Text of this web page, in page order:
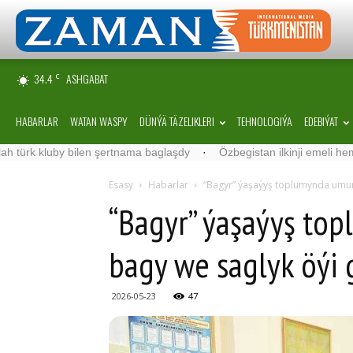
34.4 C ASHGABAT
HABARLAR WATAN WASPY DÜNÝÄ TÄZELIKLERI TEHNOLOGIÝA EDEBIÝAT
bilen şertnama baglaşdy · Özbegistan ilkinji emeli
Esasy Habarlar “Bagyr” ýaşaýyş toplumynda
“Bagyr” ýaşaýyş
bagy we saglyk öýi
2026-05-23 47